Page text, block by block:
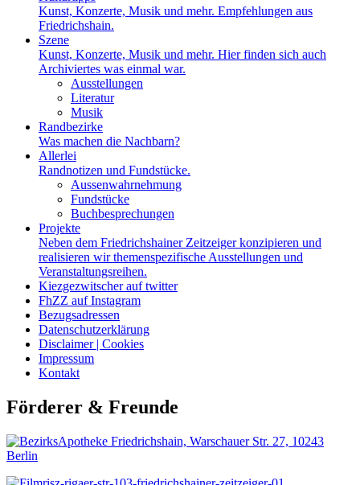
Kunst, Konzerte, Musik und mehr. Empfehlungen aus
Friedrichshain.
Szene
Kunst, Konzerte, Musik und mehr. Hier finden sich auch
Archiviertes was einmal war.
Ausstellungen
Literatur
Musik
Randbezirke
Was machen die Nachbarn?
Allerlei
Randnotizen und Fundstücke.
Aussenwahrnehmung
Fundstücke
Buchbesprechungen
Projekte
Neben dem Friedrichshainer Zeitzeiger konzipieren und
realisieren wir themenspezifische Ausstellungen und
Veranstaltungsreihen.
Kiezgezwitscher auf twitter
FhZZ auf Instagram
Bezugsadressen
Datenschutzerklärung
Disclaimer | Cookies
Impressum
Kontakt
Förderer & Freunde